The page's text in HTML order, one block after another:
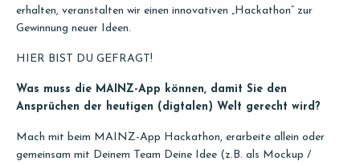
erhalten, veranstalten wir einen innovativen „Hackathon“ zur
Gewinnung neuer Ideen.
HIER BIST DU GEFRAGT!
Was muss die MAINZ-App können, damit Sie den
Ansprüchen der heutigen (digtalen) Welt gerecht wird?
Mach mit beim MAINZ-App Hackathon, erarbeite allein oder
gemeinsam mit Deinem Team Deine Idee (z.B. als Mockup /